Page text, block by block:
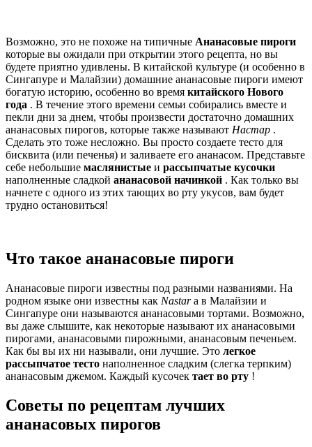
Возможно, это не похоже на типичные Ананасовые пироги
которые вы ожидали при открытии этого рецепта, но вы
будете приятно удивлены. В китайской культуре (и особенно в
Сингапуре и Малайзии) домашние ананасовые пироги имеют
богатую историю, особенно во время китайского Нового
года . В течение этого времени семьи собирались вместе и
пекли дни за днем, чтобы произвести достаточно домашних
ананасовых пирогов, которые также называют Настар .
Сделать это тоже несложно. Вы просто создаете тесто для
бисквита (или печенья) и заливаете его ананасом. Представьте
себе небольшие маслянистые и рассыпчатые кусочки
наполненные сладкой ананасовой начинкой . Как только вы
начнете с одного из этих тающих во рту укусов, вам будет
трудно остановиться!
Что такое ананасовые пироги
Ананасовые пироги известны под разными названиями. На
родном языке они известны как Nastarа в Малайзии и
Сингапуре они называются ананасовыми тортами. Возможно,
вы даже слышите, как некоторые называют их ананасовыми
пирогами, ананасовыми пирожными, ананасовым печеньем.
Как бы вы их ни называли, они лучшие. Это легкое
рассыпчатое тесто наполненное сладким (слегка терпким)
ананасовым джемом. Каждый кусочек тает во рту !
Советы по рецептам лучших
ананасовых пирогов